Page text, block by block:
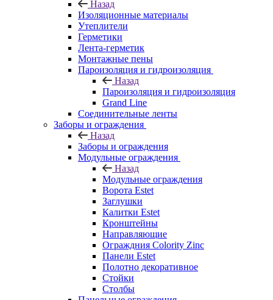
Назад
Изоляционные материалы
Утеплители
Герметики
Лента-герметик
Монтажные пены
Пароизоляция и гидроизоляция
Назад
Пароизоляция и гидроизоляция
Grand Line
Соединительные ленты
Заборы и ограждения
Назад
Заборы и ограждения
Модульные ограждения
Назад
Модульные ограждения
Ворота Estet
Заглушки
Калитки Estet
Кронштейны
Направляющие
Ограждния Colority Zinc
Панели Estet
Полотно декоративное
Стойки
Столбы